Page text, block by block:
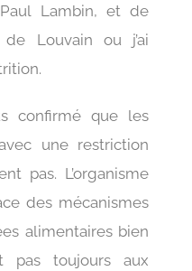
Lambin, et de
de Louvain ou j’ai
confirmé que les
une restriction
pas. L’organisme
des mécanismes
alimentaires bien
pas toujours aux